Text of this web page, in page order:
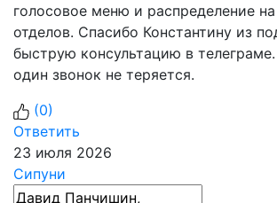
голосовое меню и распределение
отделов. Спасибо Константину из
быструю консультацию в
один звонок не теряется.
(0)
Ответить
23 июля 2026
Сипуни